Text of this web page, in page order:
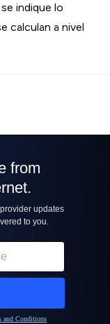
indique lo
calculan a nivel